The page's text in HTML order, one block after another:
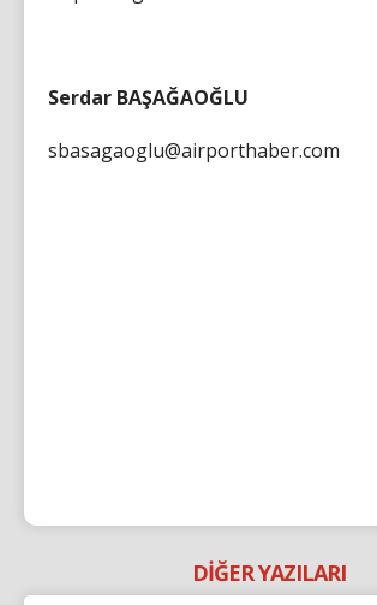
Serdar BAŞAĞAOĞLU
sbasagaoglu@airporthaber.com
DİĞER YAZILARI